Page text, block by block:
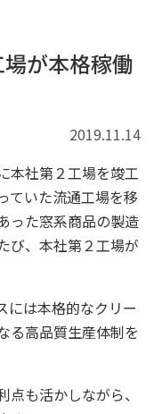
が本格稼働
2019.11.14
本社第２工場を竣工
ていた流通工場を移
った窓系商品の製造
び、本社第２工場が
には本格的なクリー
る高品質生産体制を
も活かしながら、